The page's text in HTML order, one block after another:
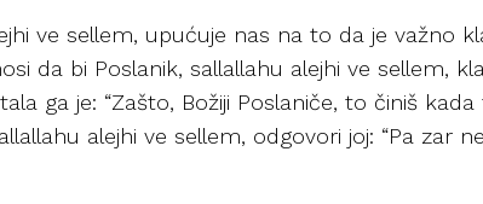
ve sellem, upućuje nas na to da je važno
da bi Poslanik, sallallahu alejhi ve sellem,
ga je: “Zašto, Božiji Poslaniče, to činiš
alejhi ve sellem, odgovori joj: “Pa